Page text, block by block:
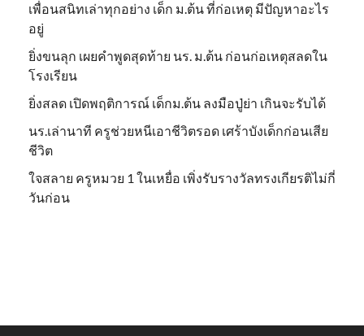
เพื่อนสนิทเล่าทุกอย่าง เด็ก ม.ต้น ที่ก่อเหตุ มีปัญหาอะไร
อยู่
ยิ่งขนลุก เผยคำพูดสุดท้าย นร. ม.ต้น ก่อนก่อเหตุสลดใน
โรงเรียน
ยิ่งสลด เปิดพฤติการณ์ เด็กม.ต้น ลงมือปู่ย่า เกินจะรับได้
นร.เล่านาที ครูช่วยหนีเอาชีวิตรอด เศร้าบังเด็กก่อนเสีย
ชีวิต
ใจสลาย ครูหมวย 1 ในเหยื่อ เพิ่งรับรางวัลทรงเกียรติไม่กี่
วันก่อน